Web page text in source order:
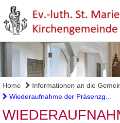
Home
Informationen an die
Wiederaufnahme der Präsenzg...